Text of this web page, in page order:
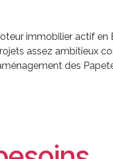
immobilier actif en
assez ambitieux
des